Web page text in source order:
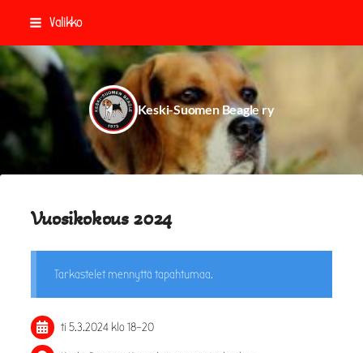
Siirry
sisältöön
Valikko
Keski-Suomen Beagle ry
Vuosikokous 2024
Tarkastelet mennyttä tapahtumaa.
ti 5.3.2024 klo 18–20